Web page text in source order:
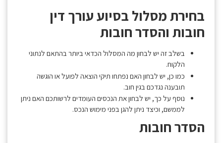
בחירת מסלול בסיוע עורך דין
חובות והסדר חובות
בשלב זה יש לבחון מה המסלול הכדאי ביותר בהתאם לנתוני
הלקוח.
כמו כן, יש לבחון האם נפתחו תיקי הוצאה לפועל או הוגשה
תובענה נגדכם בגין חוב.
נוסף על כך, יש לבחון את הנכסים העומדים לרשותכם האם ניתן
לממשם, וכיצד ניתן להגן בפני מימוש הנכס.
הסדר חובות